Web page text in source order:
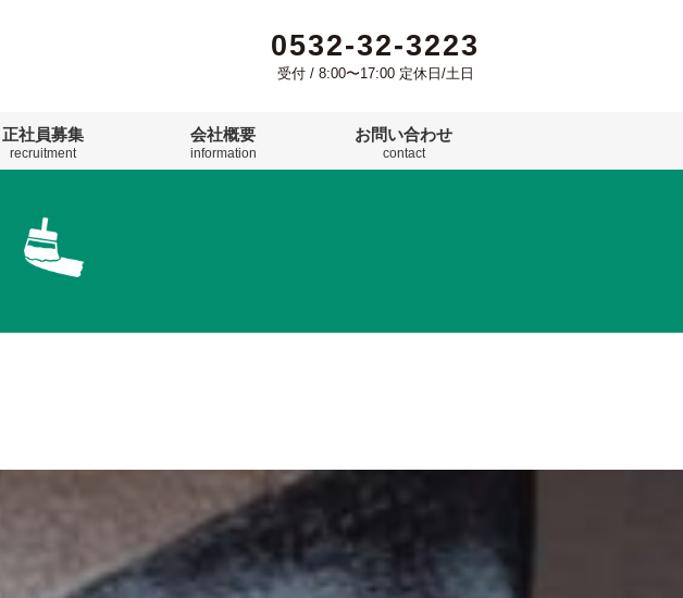
0532-32-3223
受付 / 8:00〜17:00 定休日/土日
正社員募集
recruitment
会社概要
information
お問い合わせ
contact